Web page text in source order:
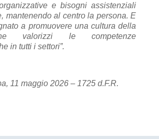
e bisogni assistenziali
mantenendo al centro la persona. E
a promuovere una cultura della
valorizzi le competenze
in tutti i settori”.
11 maggio 2026 – 1725 d.F.R.